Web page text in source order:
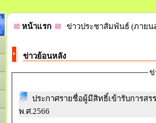
หน้าแรก ข่าวประชาสัมพันธ์ (ภาย
ข่าวย้อนหลัง
ข่
ประกาศรายชื่อผู้มีสิทธิ์เข้ารับการส
พ.ศ.2566